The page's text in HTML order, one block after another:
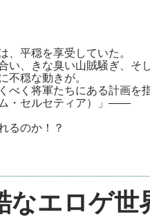
、平穏を享受していた。
い、きな臭い山賊騒ぎ、そ
不穏な動きが。
く将軍たちにある計画を
・セルセティア）」――
るのか！？
エロゲ世